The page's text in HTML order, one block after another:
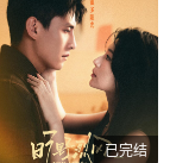
已完结